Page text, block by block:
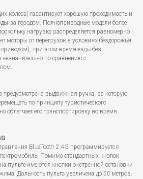
колеса) гарантирует хорошую проходимость и
за городом. Полноприводные модели более
нагрузка распределяется равномерно
моторы от перегрузок в условиях бездорожья
при этом время езды без
по сравнению с
предусмотрена выдвижная ручка, за которую
по принципу туристического
облегчает его транспортировку во время
BlueTooth 2.4G программируется
Помимо стандартных кнопок
пульте имеются кнопки экстренной остановки
Дальность пульта увеличена до 50 метров.